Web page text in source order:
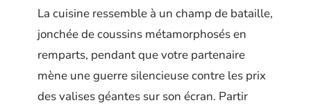
La cuisine ressemble à un champ de bataille,
jonchée de coussins métamorphosés en
remparts, pendant que votre partenaire
mène une guerre silencieuse contre les prix
des valises géantes sur son écran. Partir